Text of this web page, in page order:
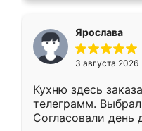
Ярослава
3 августа 2026
Кухню здесь
телеграмм.
Согласовали день